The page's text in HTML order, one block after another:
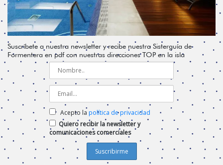
Suscríbete a nuestra newsletter y recibe nuestra Sisterguía de
Formentera en pdf con nuestras direcciones TOP en la isla
Acepto la política de privacidad
Quiero recibir la newsletter y
comunicaciones comerciales